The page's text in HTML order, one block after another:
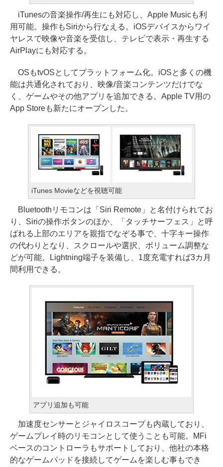
iTunesの音楽操作/再生にも対応し、Apple Musicも利
用可能。操作もSiriから行なえる。iOSデバイスからワイ
ヤレスで映像や音楽を受信し、テレビで表示・再生する
AirPlayにも対応する。
OSもtvOSとしてプラットフォーム化。iOSと多くの機
能は共通化されており、映像/音楽コンテンツだけでな
く、ゲームやその他アプリを追加できる。Apple TV用の
App Storeも新たにオープンした。
iTunes Movieなどを視聴可能
Bluetoothリモコンは「Siri Remote」と名付けられてお
り、Siriの操作ボタンのほか、「タッチサーフェス」と呼
ばれる上部のエリアを親指でなぞる事で、十字キー操作
の代わりとなり、スクロールや選択、ボリューム調整な
どが可能。Lightning端子を装備し、1度充電すれば3カ月
間利用できる。
アプリ追加も可能
加速度センサーとジャイロスコープも内蔵しており、
ゲームプレイ時のリモコンとして使うことも可能。MFi
ベースのコントローラもサポートしており、他社の本格
的なゲームパッドを接続してゲームを楽しむ事もでき